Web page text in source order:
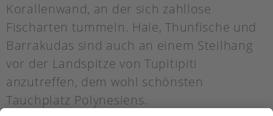
Korallenwand, an der sich zahllose
Fischarten tummeln. Haie, Thunfische und
Barrakudas sind auch an einem Steilhang
vor der Landspitze von Tupitipiti
anzutreffen, dem wohl schönsten
Tauchplatz Polynesiens.